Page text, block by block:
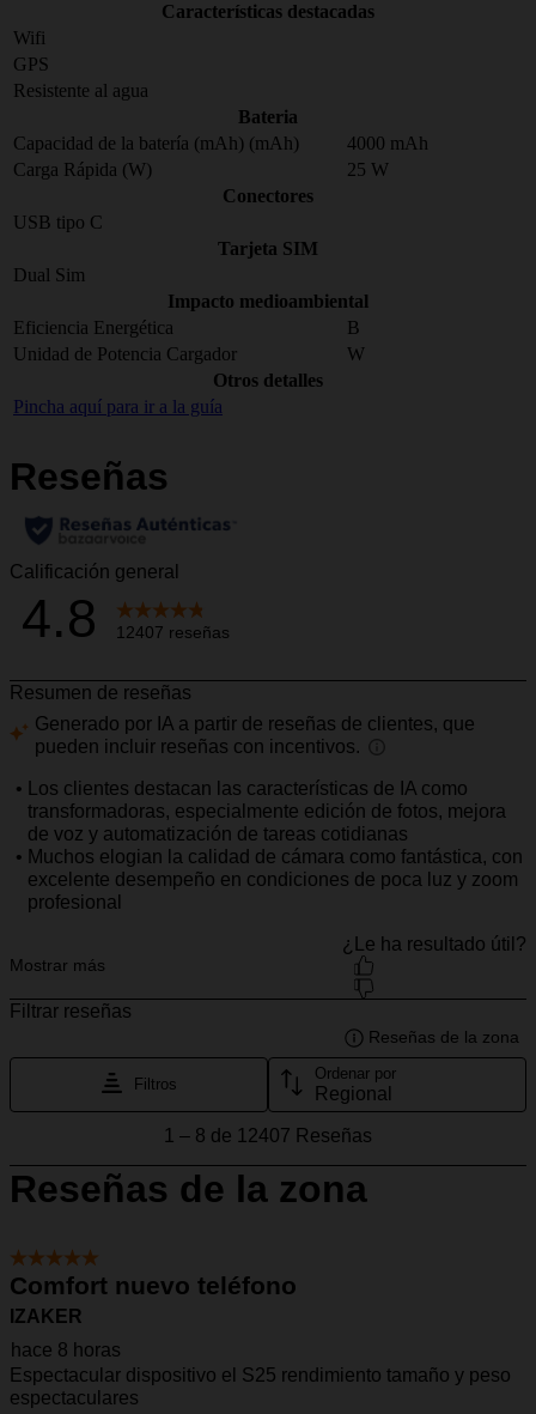
Características destacadas
Wifi
GPS
Resistente al agua
Bateria
Capacidad de la batería (mAh) (mAh)
4000 mAh
Carga Rápida (W)
25 W
Conectores
USB tipo C
Tarjeta SIM
Dual Sim
Impacto medioambiental
Eficiencia Energética
B
Unidad de Potencia Cargador
W
Otros detalles
Pincha aquí para ir a la guía